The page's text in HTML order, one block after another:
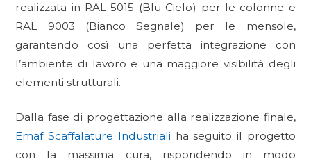
realizzata in RAL 5015 (Blu Cielo) per le colonne e
RAL 9003 (Bianco Segnale) per le mensole,
garantendo così una perfetta integrazione con
l’ambiente di lavoro e una maggiore visibilità degli
elementi strutturali.
Dalla fase di progettazione alla realizzazione finale,
Emaf Scaffalature Industriali ha seguito il progetto
con la massima cura, rispondendo in modo